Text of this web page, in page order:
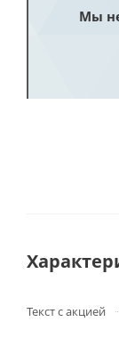
Мы
Текст с акцией